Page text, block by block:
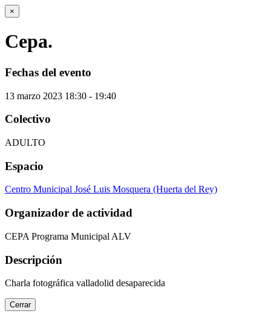
×
Cepa.
Fechas del evento
13 marzo 2023 18:30 - 19:40
Colectivo
ADULTO
Espacio
Centro Municipal José Luis Mosquera (Huerta del Rey)
Organizador de actividad
CEPA Programa Municipal ALV
Descripción
Charla fotográfica valladolid desaparecida
Cerrar